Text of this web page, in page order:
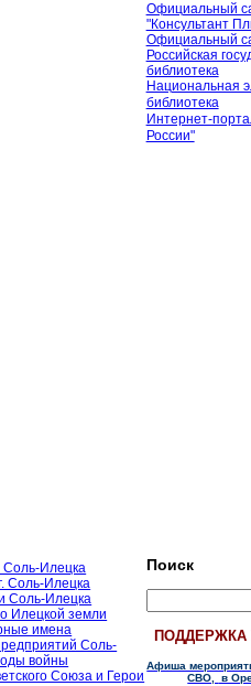
Соль-Илецка
Соль-Илецка
Соль-Илецка
Илецкой земли
имена
Соль-
войны
Союза и Герои
Поиск
ПОДДЕРЖКА
Афиша
СВО,
в
Официальный
"Консультант
Официальный
Российская
библиотека
Национальная
библиотека
Интернет-
России"